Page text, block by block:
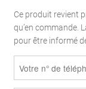
Ce produit revient
qu’en commande.
pour être informé